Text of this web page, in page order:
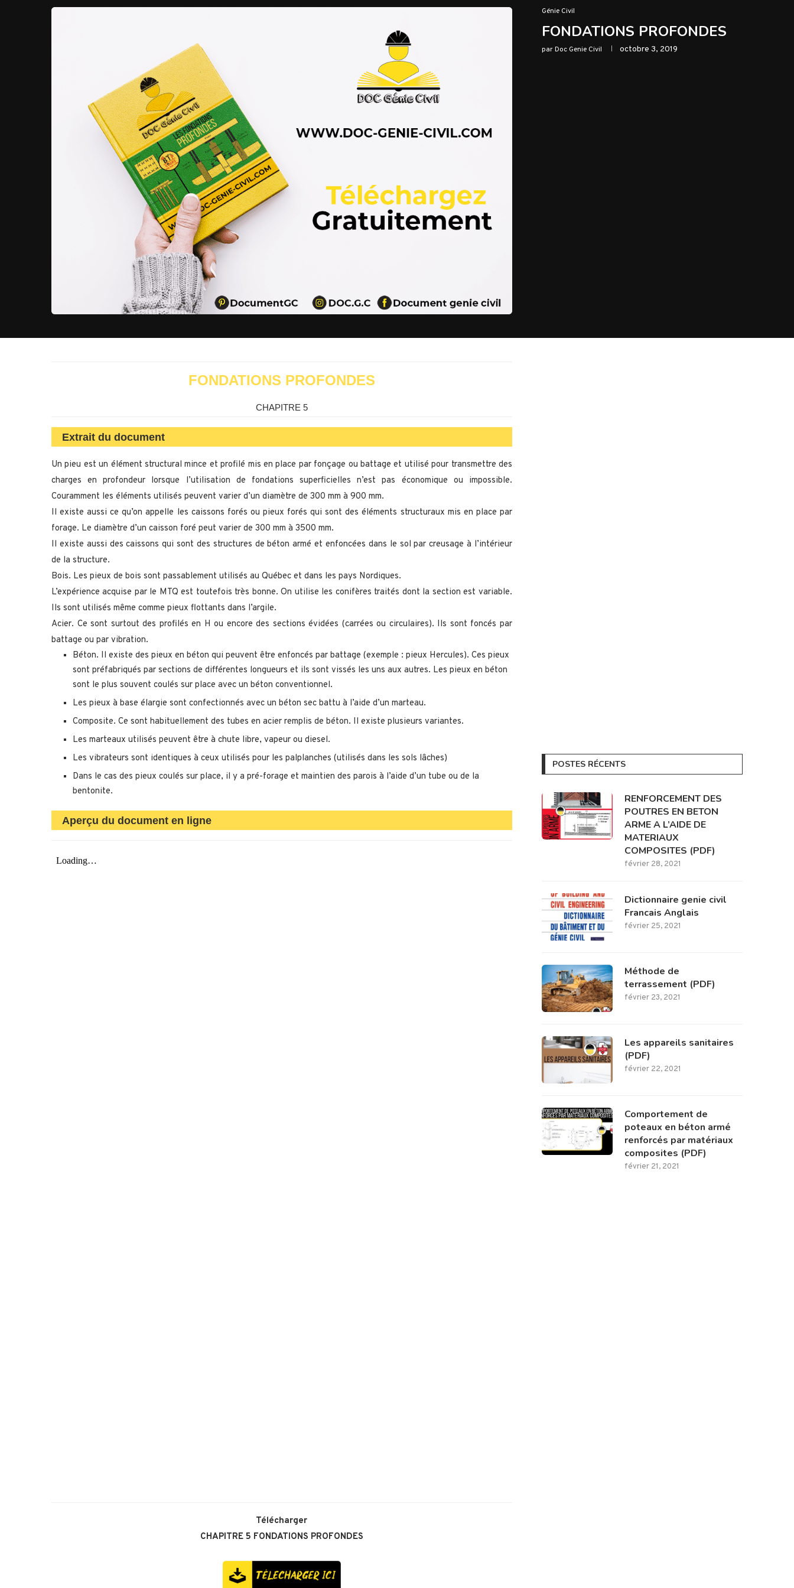
Génie Civil
FONDATIONS PROFONDES
parDoc Genie Civil octobre 3, 2019
FONDATIONS PROFONDES
CHAPITRE 5
Extrait du document
Un pieu est un élément structural mince et profilé mis en place par fonçage ou battage et utilisé pour transmettre des
charges en profondeur lorsque l’utilisation de fondations superficielles n’est pas économique ou impossible.
Couramment les éléments utilisés peuvent varier d’un diamètre de 300 mm à 900 mm.
Il existe aussi ce qu’on appelle les caissons forés ou pieux forés qui sont des éléments structuraux mis en place par
forage. Le diamètre d’un caisson foré peut varier de 300 mm à 3500 mm.
Il existe aussi des caissons qui sont des structures de béton armé et enfoncées dans le sol par creusage à l’intérieur
de la structure.
Bois. Les pieux de bois sont passablement utilisés au Québec et dans les pays Nordiques.
L’expérience acquise par le MTQ est toutefois très bonne. On utilise les conifères traités dont la section est variable.
Ils sont utilisés même comme pieux flottants dans l’argile.
Acier. Ce sont surtout des profilés en H ou encore des sections évidées (carrées ou circulaires). Ils sont foncés par
battage ou par vibration.
Béton. Il existe des pieux en béton qui peuvent être enfoncés par battage (exemple : pieux Hercules). Ces pieux
sont préfabriqués par sections de différentes longueurs et ils sont vissés les uns aux autres. Les pieux en béton
sont le plus souvent coulés sur place avec un béton conventionnel.
Les pieux à base élargie sont confectionnés avec un béton sec battu à l’aide d’un marteau.
Composite. Ce sont habituellement des tubes en acier remplis de béton. Il existe plusieurs variantes.
Les marteaux utilisés peuvent être à chute libre, vapeur ou diesel.
Les vibrateurs sont identiques à ceux utilisés pour les palplanches (utilisés dans les sols lâches)
Dans le cas des pieux coulés sur place, il y a pré-forage et maintien des parois à l’aide d’un tube ou de la
bentonite.
Aperçu du document en ligne
Télécharger
CHAPITRE 5 FONDATIONS PROFONDES
POSTES RÉCENTS
RENFORCEMENT DES
POUTRES EN BETON
ARME A L’AIDE DE
MATERIAUX
COMPOSITES (PDF)
février 28, 2021
Dictionnaire genie civil
Francais Anglais
février 25, 2021
Méthode de
terrassement (PDF)
février 23, 2021
Les appareils sanitaires
(PDF)
février 22, 2021
Comportement de
poteaux en béton armé
renforcés par matériaux
composites (PDF)
février 21, 2021